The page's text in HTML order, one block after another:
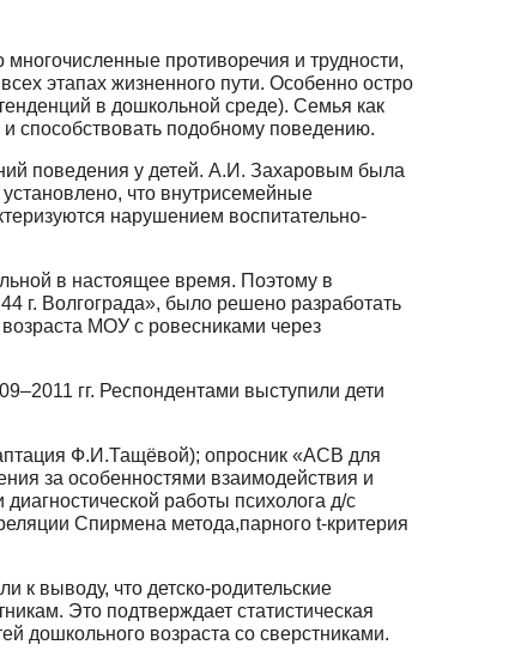
противоречия и трудности,
этапах жизненно­го пути. Особенно остро
в дошкольной среде). Семья как
способ­ствовать подобному поведению.
поведения у детей. А.И. Захаровым была
что внутри­семейные
нарушением воспитательно-
в настоящее время. Поэтому в
г. Волгограда», было решено разра­ботать
МОУ с ровесниками через
гг. Респондентами выступили дети
Ф.И.Тащёвой); опросник «АСВ для
за особенностями вза­имодействия и
работы психолога д/с
Спирмена метода,парного t-критерия
к выводу, что детско-родительские
Это подтверждает статистическая
дошкольного возраста со сверстниками.